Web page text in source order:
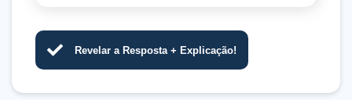
Revelar a Resposta + Explicação!